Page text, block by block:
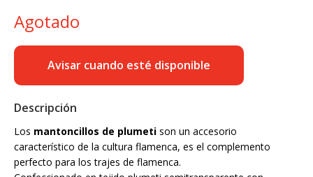
Agotado
Avisar cuando esté disponible
Descripción
Los mantoncillos de plumeti son un accesorio
característico de la cultura flamenca, es el complemento
perfecto para los trajes de flamenca.